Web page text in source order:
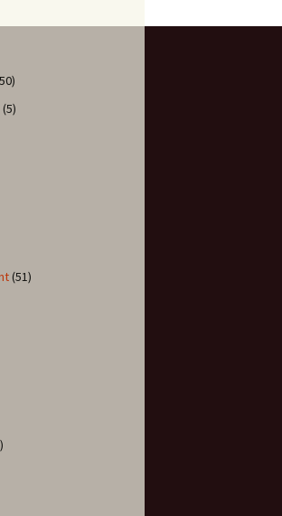
(5)
(51)